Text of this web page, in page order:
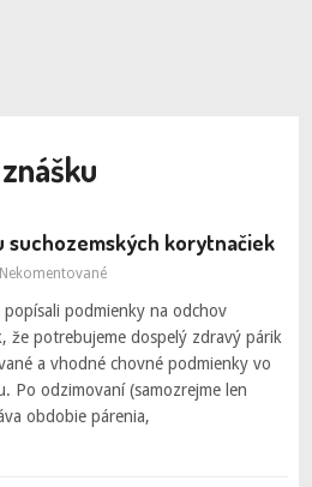
suchozemských korytnačiek
Nekomentované
podmienky na odchov
že potrebujeme dospelý zdravý párik
a vhodné chovné podmienky vo
Po odzimovaní (samozrejme len
obdobie párenia,